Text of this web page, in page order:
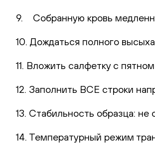
9. Собранную кровь
10. Дождаться полного
11. Вложить салфетку с
12. Заполнить ВСЕ строки
13. Стабильность образца: не
14. Температурный режим